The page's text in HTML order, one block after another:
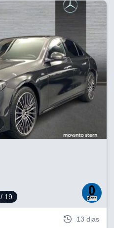
/ 19
13 dias